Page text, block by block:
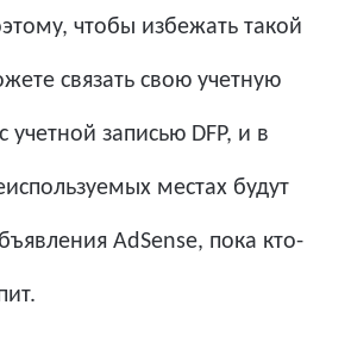
чтобы избежать такой
связать свою учетную
учетной записью DFP, и в
местах будут
AdSense, пока кто-